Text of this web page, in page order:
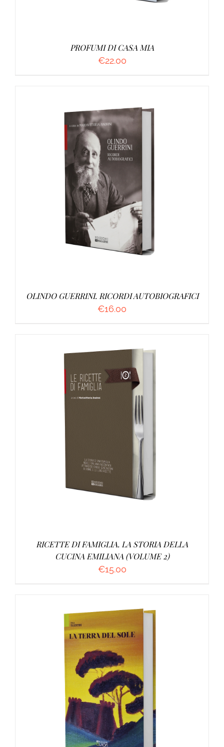
PROFUMI DI CASA MIA
€22.00
AGGIUNGI AL CARRELLO
OLINDO GUERRINI. RICORDI AUTOBIOGRAFICI
€16.00
/
RICETTE DI FAMIGLIA. LA STORIA DELLA
CUCINA EMILIANA (VOLUME 2)
€15.00
AGGIUNGI AL CARRELLO /